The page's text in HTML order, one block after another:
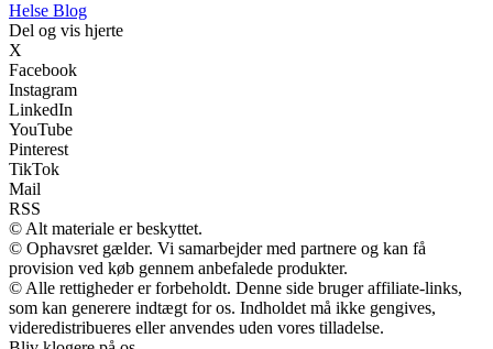
Helse Blog
Del og vis hjerte
X
Facebook
Instagram
LinkedIn
YouTube
Pinterest
TikTok
Mail
RSS
© Alt materiale er beskyttet.
© Ophavsret gælder. Vi samarbejder med partnere og kan få
provision ved køb gennem anbefalede produkter.
© Alle rettigheder er forbeholdt. Denne side bruger affiliate-links,
som kan generere indtægt for os. Indholdet må ikke gengives,
videredistribueres eller anvendes uden vores tilladelse.